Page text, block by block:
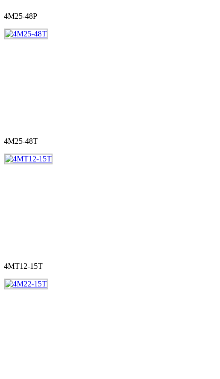
4M25-48P
4M25-48T
4MT12-15T